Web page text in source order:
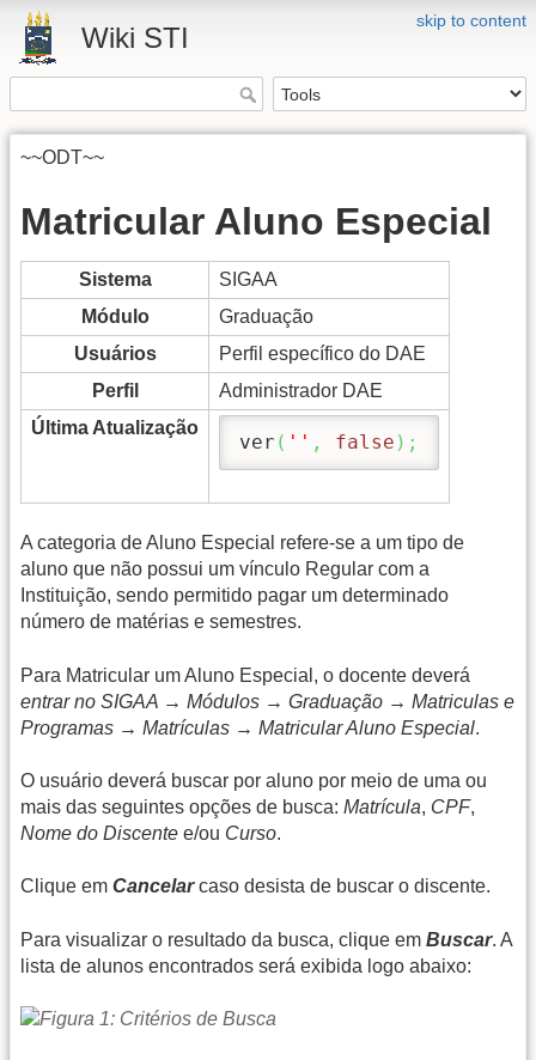
skip to content
Wiki STI
~~ODT~~
Matricular Aluno Especial
Sistema
SIGAA
Módulo
Graduação
Usuários
Perfil específico do DAE
Perfil
Administrador DAE
Última Atualização
ver ( '' , false ) ;
A categoria de Aluno Especial refere-se a um tipo de
aluno que não possui um vínculo Regular com a
Instituição, sendo permitido pagar um determinado
número de matérias e semestres.
Para Matricular um Aluno Especial, o docente deverá
entrar no SIGAA → Módulos → Graduação → Matriculas e
Programas → Matrículas → Matricular Aluno Especial.
O usuário deverá buscar por aluno por meio de uma ou
mais das seguintes opções de busca: Matrícula, CPF,
Nome do Discente e/ou Curso.
Clique em Cancelarcaso desista de buscar o discente.
Para visualizar o resultado da busca, clique em Buscar. A
lista de alunos encontrados será exibida logo abaixo: